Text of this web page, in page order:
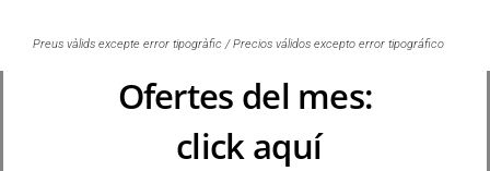
Preus vàlids excepte error tipogràfic / Precios válidos excepto error tipográfico
Ofertes del mes:
click aquí